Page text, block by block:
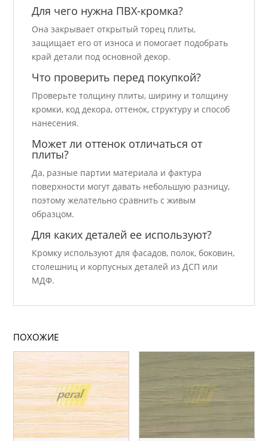
Для чего нужна ПВХ-кромка?
Она закрывает открытый торец плиты,
защищает его от износа и помогает подобрать
край детали под основной декор.
Что проверить перед покупкой?
Проверьте толщину плиты, ширину и толщину
кромки, код декора, оттенок, структуру и способ
нанесения.
Может ли оттенок отличаться от
плиты?
Да, разные партии материала и фактура
поверхности могут давать небольшую разницу,
поэтому желательно сравнить с живым
образцом.
Для каких деталей ее используют?
Кромку используют для фасадов, полок, боковин,
столешниц и корпусных деталей из ДСП или
МДФ.
ПОХОЖИЕ